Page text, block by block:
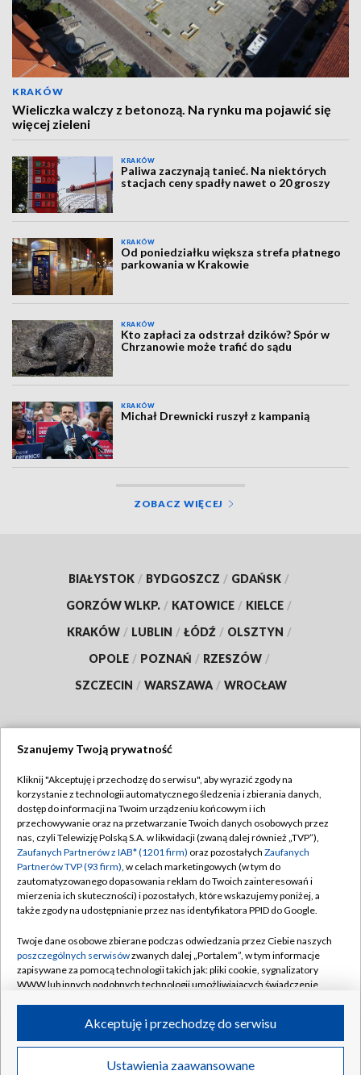
KRAKÓW
Wieliczka walczy z betonozą. Na rynku ma pojawić się
więcej zieleni
KRAKÓW
Paliwa zaczynają tanieć. Na niektórych
stacjach ceny spadły nawet o 20 groszy
KRAKÓW
Od poniedziałku większa strefa płatnego
parkowania w Krakowie
KRAKÓW
Kto zapłaci za odstrzał dzików? Spór w
Chrzanowie może trafić do sądu
KRAKÓW
Michał Drewnicki ruszył z kampanią
ZOBACZ WIĘCEJ
BIAŁYSTOK / BYDGOSZCZ / GDAŃSK /
GORZÓW WLKP. / KATOWICE / KIELCE /
KRAKÓW / LUBLIN / ŁÓDŹ / OLSZTYN /
OPOLE / POZNAŃ / RZESZÓW /
SZCZECIN / WARSZAWA / WROCŁAW
TVP
Abonament TVP
Emisja w TVP
Centrum informacji TVP
Naziemna Telewizja Cyfrowa
Rada Programowa
System NOS
Informacje o nadawcy
Program dla prasy
Regulamin TVP
Polityka prywatności
Moje zgody
Pomoc
Kontakt
Kanały
©2026 Telewizja Polska S.A. w likwidacji
Szanujemy Twoją prywatność
Kliknij "Akceptuję i przechodzę do serwisu", aby wyrazić zgody na
korzystanie z technologii automatycznego śledzenia i zbierania danych,
dostęp do informacji na Twoim urządzeniu końcowym i ich
przechowywanie oraz na przetwarzanie Twoich danych osobowych przez
nas, czyli Telewizję Polską S.A. w likwidacji (zwaną dalej również „TVP”),
Zaufanych Partnerów z IAB* (1201 firm) oraz pozostałych Zaufanych
Partnerów TVP (93 firm), w celach marketingowych (w tym do
zautomatyzowanego dopasowania reklam do Twoich zainteresowań i
mierzenia ich skuteczności) i pozostałych, które wskazujemy poniżej, a
także zgody na udostępnianie przez nas identyfikatora PPID do Google.
Twoje dane osobowe zbierane podczas odwiedzania przez Ciebie naszych
poszczególnych serwisówzwanych dalej „Portalem”, w tym informacje
zapisywane za pomocą technologii takich jak: pliki cookie, sygnalizatory
WWW lub innych podobnych technologii umożliwiających świadczenie
ruchu w Internecie.
Twoje dane osobowe zbierane podczas odwiedzania przez Ciebie
Ustawienia zaawansowane
Akceptuję i przechodzę do serwisu